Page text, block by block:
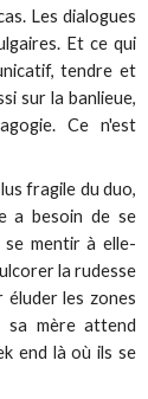
Les dialogues
Et ce qui
tendre et
sur la banlieue,
Ce n'est
fragile du duo,
a besoin de se
mentir à elle-
la rudesse
les zones
sa mère attend
end là où ils se